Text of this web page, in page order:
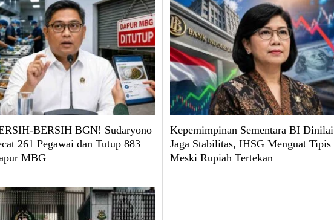
BERSIH BGN! Sudaryono
261 Pegawai dan Tutup 883
MBG
Kepemimpinan Sementara BI Dinilai
Jaga Stabilitas, IHSG Menguat Tipis
Meski Rupiah Tertekan